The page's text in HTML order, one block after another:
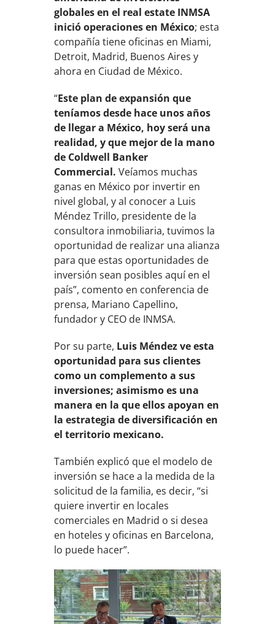
globales en el real estate INMSA
inició operaciones en México; esta
compañía tiene oficinas en Miami,
Detroit, Madrid, Buenos Aires y
ahora en Ciudad de México.
“Este plan de expansión que
teníamos desde hace unos años
de llegar a México, hoy será una
realidad, y que mejor de la mano
de Coldwell Banker
Commercial.Veíamos muchas
ganas en México por invertir en
nivel global, y al conocer a Luis
Méndez Trillo, presidente de la
consultora inmobiliaria, tuvimos la
oportunidad de realizar una alianza
para que estas oportunidades de
inversión sean posibles aquí en el
país”, comento en conferencia de
prensa, Mariano Capellino,
fundador y CEO de INMSA.
Por su parte, Luis Méndez ve esta
oportunidad para sus clientes
como un complemento a sus
inversiones; asimismo es una
manera en la que ellos apoyan en
la estrategia de diversificación en
el territorio mexicano.
También explicó que el modelo de
inversión se hace a la medida de la
solicitud de la familia, es decir, “si
quiere invertir en locales
comerciales en Madrid o si desea
en hoteles y oficinas en Barcelona,
lo puede hacer”.